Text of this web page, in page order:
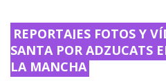
REPORTAJES FOTOS Y
SANTA POR ADZUCATS
LA MANCHA